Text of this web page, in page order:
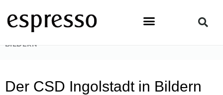
Inhalt
springen
STARTSEITE
BILDERN
Der CSD Ingolstadt in Bildern